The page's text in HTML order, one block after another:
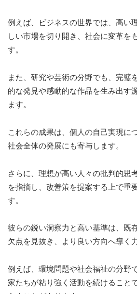
例えば、ビジネスの世界では、高い
しい市場を切り開き、社会に変革を
す。
また、研究や芸術の分野でも、完璧
的な発見や感動的な作品を生み出す
ます。
これらの成果は、個人の自己実現に
社会全体の発展にも寄与します。
さらに、理想が高い人々の批判的思
を指摘し、改善策を提案する上で重
す。
彼らの鋭い洞察力と高い基準は、既
欠点を見抜き、より良い方向へ導く
例えば、環境問題や社会福祉の分野
家たちが粘り強く活動を続けること